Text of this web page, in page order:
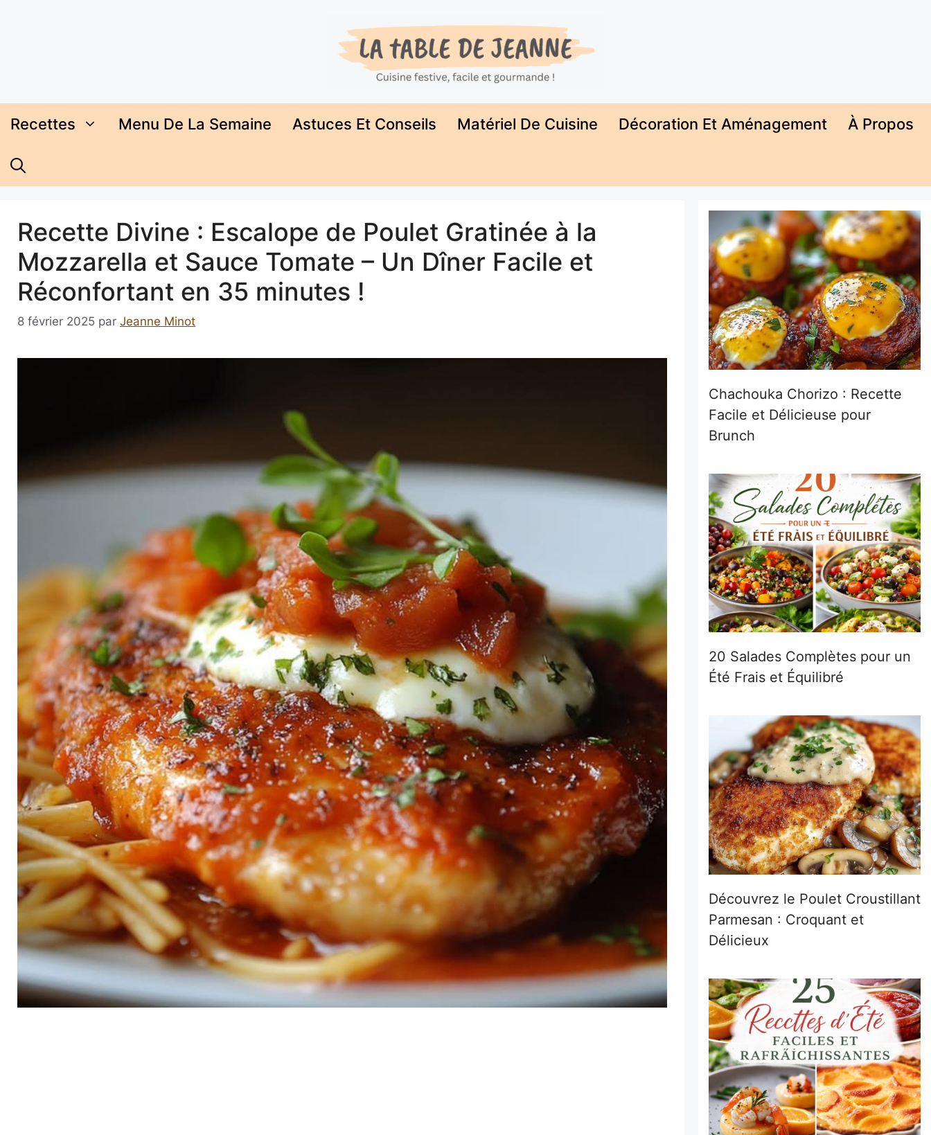
Recettes Menu De La Semaine Astuces Et Conseils Matériel De Cuisine Décoration Et Aménagement À Propos
Recette Divine : Escalope de Poulet Gratinée à la
Mozzarella et Sauce Tomate – Un Dîner Facile et
Réconfortant en 35 minutes !
8 février 2025 par Jeanne Minot
Chachouka Chorizo : Recette
Facile et Délicieuse pour
Brunch
20 Salades Complètes pour un
Été Frais et Équilibré
Découvrez le Poulet Croustillant
Parmesan : Croquant et
Délicieux